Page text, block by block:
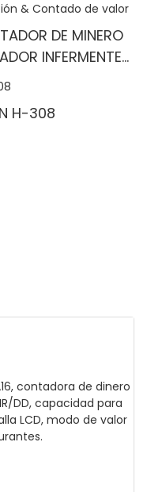
DE MINERO
INFERMENTE-
IR/UV/mg
H-308